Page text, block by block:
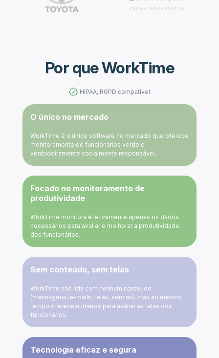
Por que WorkTime
HIPAA, RGPD compatível
O único no mercado
WorkTime é o único software no mercado que oferece
monitoramento de funcionários verde e
verdadeiramente socialmente responsável.
Sem conteúdo, sem telas
WorkTime não lida com nenhum conteúdo
(mensagens, e-mails, telas, senhas), mas ao mesmo
tempo oferece números para avaliar as telas dos
funcionários.
Focado no monitoramento de
produtividade
WorkTime monitora efetivamente apenas os dados
necessários para avaliar e melhorar a produtividade
dos funcionários.
Tecnologia eficaz e segura